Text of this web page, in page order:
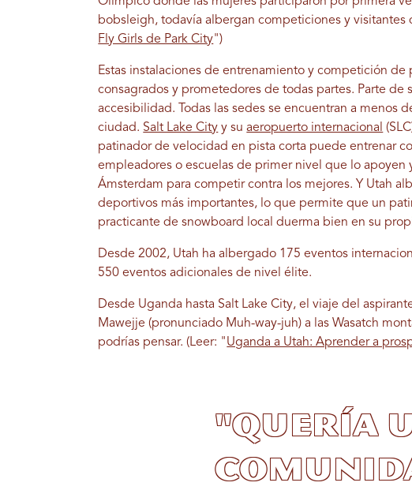
bobsleigh, todavía albergan competiciones y visitantes
Fly Girls de Park City")
Estas instalaciones de entrenamiento y competición de
consagrados y prometedores de todas partes. Parte de
accesibilidad. Todas las sedes se encuentran a menos
ciudad. Salt Lake City y suaeropuerto internacional
patinador de velocidad en pista corta puede entrenar
empleadores o escuelas de primer nivel que lo apoyen
Ámsterdam para competir contra los mejores. Y Utah
deportivos más importantes, lo que permite que un
practicante de snowboard local duerma bien en su
Desde 2002, Utah ha albergado 175 eventos
550 eventos adicionales de nivel élite.
Desde Uganda hasta Salt Lake City, el viaje del
Mawejje (pronunciado Muh-way-juh) a las Wasatch
podrías pensar. (Leer: "Uganda a Utah: Aprender a
"Quería